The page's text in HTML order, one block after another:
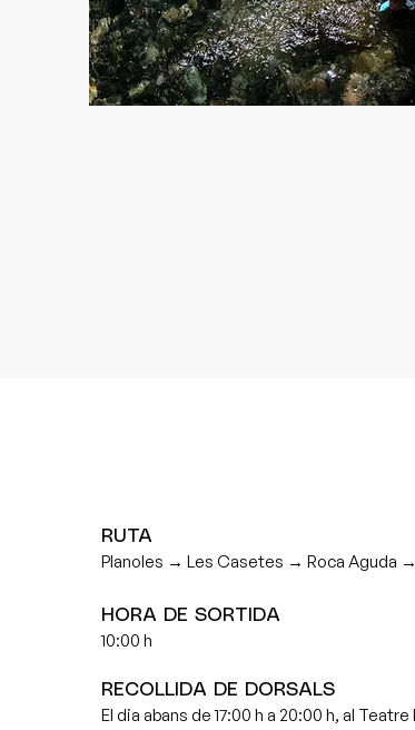
RUTA
Planoles → Les Casetes → Roca Aguda
HORA DE SORTIDA
10:00 h
RECOLLIDA DE DORSALS
El dia abans de 17:00 h a 20:00 h, al